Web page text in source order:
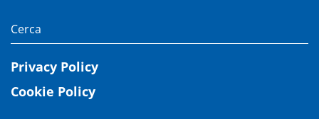
Privacy Policy
Cookie Policy